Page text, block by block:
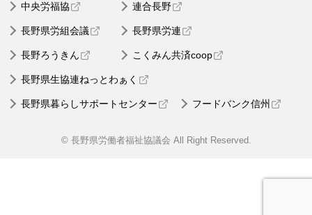
中央労福協 連合長野
長野県労組会議 長野県労連
長野ろうきん こくみん共済coop
長野県生協連ねっとわぁく
長野県暮らしサポートセンター フードバンク信州
© 長野県労働者福祉協議会 All Right Reserved.